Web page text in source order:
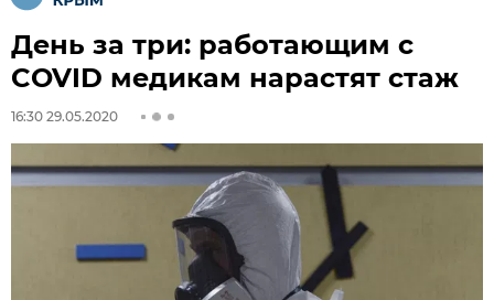
День за три: работающим с
COVID медикам нарастят стаж
16:30 29.05.2020